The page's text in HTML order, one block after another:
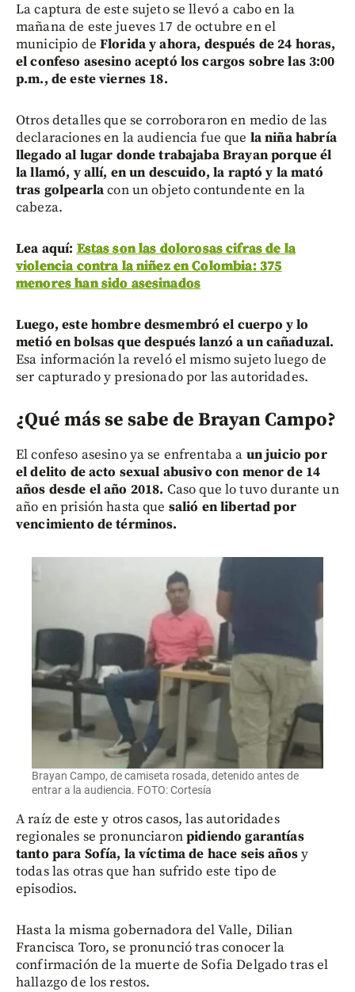
La captura de este sujeto se llevó a cabo en la
mañana de este jueves 17 de octubre en el
municipio de Florida y ahora, después de 24 horas,
el confeso asesino aceptó los cargos sobre las 3:00
p.m., de este viernes 18.
Otros detalles que se corroboraron en medio de las
declaraciones en la audiencia fue que la niña habría
llegado al lugar donde trabajaba Brayan porque él
la llamó, y allí, en un descuido, la raptó y la mató
tras golpearlacon un objeto contundente en la
cabeza.
Lea aquí: Estas son las dolorosas cifras de la
violencia contra la niñez en Colombia: 375
menores han sido asesinados
Luego, este hombre desmembró el cuerpo y lo
metió en bolsas que después lanzó a un cañaduzal.
Esa información la reveló el mismo sujeto luego de
ser capturado y presionado por las autoridades.
¿Qué más se sabe de Brayan Campo?
El confeso asesino ya se enfrentaba a un juicio por
el delito de acto sexual abusivo con menor de 14
años desde el año 2018. Caso que lo tuvo durante un
año en prisión hasta que salió en libertad por
vencimiento de términos.
Brayan Campo, de camiseta rosada, detenido antes de
entrar a la audiencia. FOTO: Cortesía
A raíz de este y otros casos, las autoridades
regionales se pronunciaronpidiendo garantías
tanto para Sofía, la víctima de hace seis añosy
todas las otras que han sufrido este tipo de
episodios.
Hasta la misma gobernadora del Valle, Dilian
Francisca Toro, se pronunció tras conocer la
confirmación de la muerte de Sofia Delgado tras el
hallazgo de los restos.